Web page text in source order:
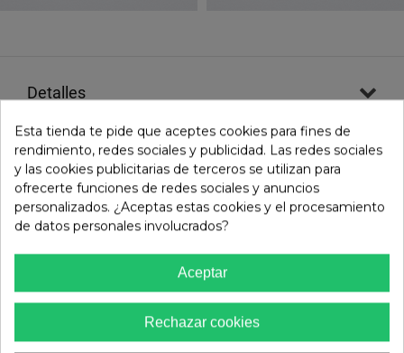
detalles
talla y ajuste
envíos y devoluciones
evaluaciones()
Esta tienda te pide que aceptes cookies para fines de
rendimiento, redes sociales y publicidad. Las redes sociales
y las cookies publicitarias de terceros se utilizan para
ofrecerte funciones de redes sociales y anuncios
personalizados. ¿Aceptas estas cookies y el procesamiento
de datos personales involucrados?
Aceptar
Rechazar cookies